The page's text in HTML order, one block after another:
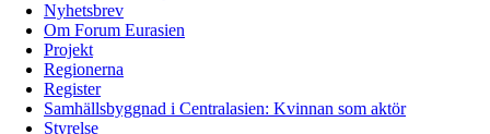
Nyhetsbrev
Om Forum Eurasien
Projekt
Regionerna
Register
Samhällsbyggnad i Centralasien: Kvinnan som aktör
Styrelse